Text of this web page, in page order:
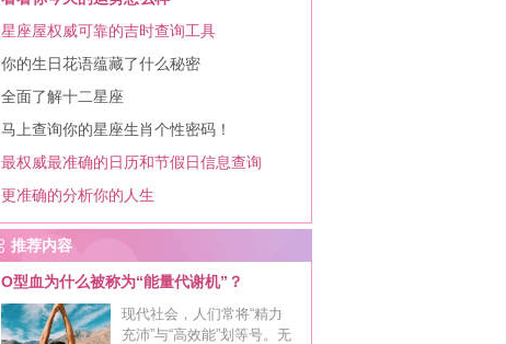
星座屋权威可靠的吉时查询工具
你的生日花语蕴藏了什么秘密
全面了解十二星座
马上查询你的星座生肖个性密码！
最权威最准确的日历和节假日信息查询
更准确的分析你的人生
推荐内容
O型血为什么被称为“能量代谢机”？
现代社会，人们常将“精力
充沛”与“高效能”划等号。无